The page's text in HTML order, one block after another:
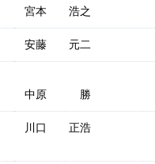
宮本 浩之
安藤 元二
中原 勝
川口 正浩